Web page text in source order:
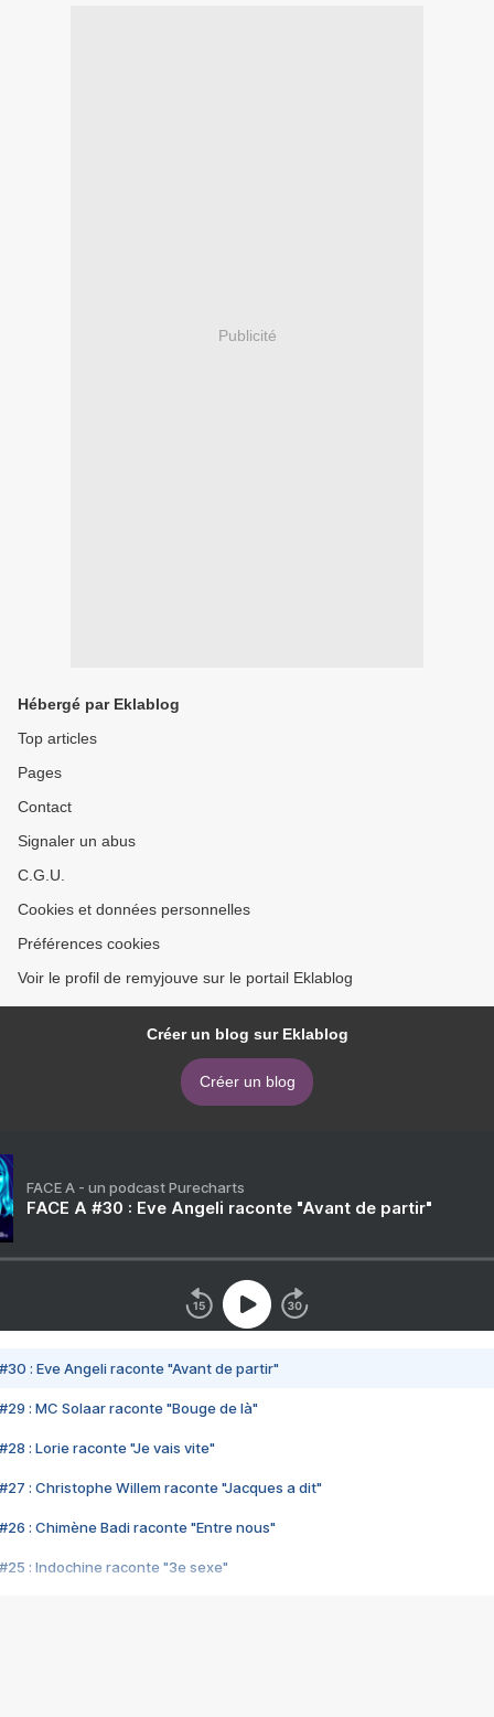
Publicité
Hébergé par Eklablog
Top articles
Pages
Contact
Signaler un abus
C.G.U.
Cookies et données personnelles
Préférences cookies
Voir le profil de remyjouve sur le portail Eklablog
Créer un blog sur Eklablog
Créer un blog
FACE A - un podcast Purecharts
FACE A #30 : Eve Angeli raconte "Avant de partir"
#30 : Eve Angeli raconte "Avant de partir"
#29 : MC Solaar raconte "Bouge de là"
#28 : Lorie raconte "Je vais vite"
#27 : Christophe Willem raconte "Jacques a dit"
#26 : Chimène Badi raconte "Entre nous"
#25 : Indochine raconte "3e sexe"